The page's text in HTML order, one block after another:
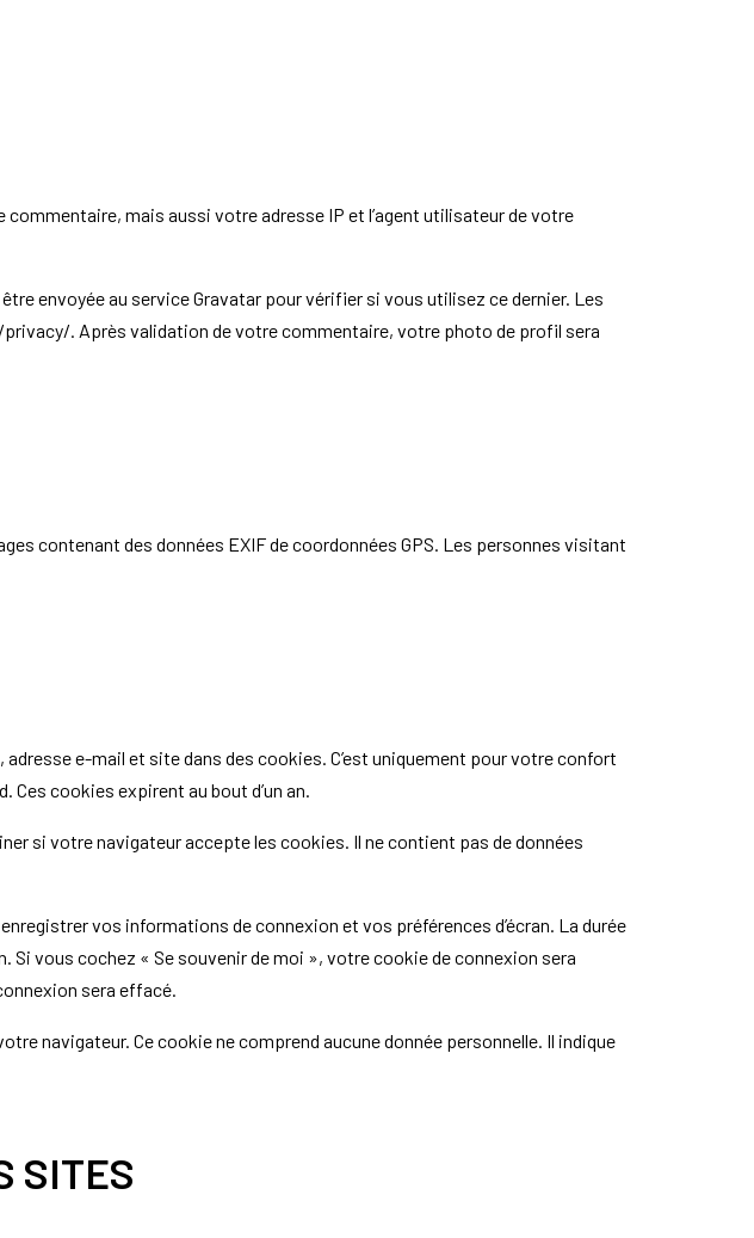
mais aussi votre adresse IP et l’agent utilisateur de votre
envoyée au service Gravatar pour vérifier si vous utilisez ce dernier. Les
. Après validation de votre commentaire, votre photo de profil sera
contenant des données EXIF de coordonnées GPS. Les personnes visitant
e-mail et site dans des cookies. C’est uniquement pour votre confort
cookies expirent au bout d’un an.
si votre navigateur accepte les cookies. Il ne contient pas de données
vos informations de connexion et vos préférences d’écran. La durée
Si vous cochez « Se souvenir de moi », votre cookie de connexion sera
sera effacé.
navigateur. Ce cookie ne comprend aucune donnée personnelle. Il indique
SITES